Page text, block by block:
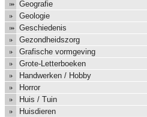
Geografie
Geologie
Geschiedenis
Gezondheidszorg
Grafische vormgeving
Grote-Letterboeken
Handwerken / Hobby
Horror
Huis / Tuin
Huisdieren